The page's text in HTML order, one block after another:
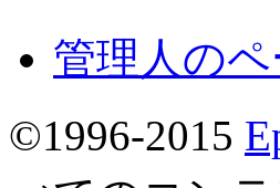
管理人のペ
©1996-2015